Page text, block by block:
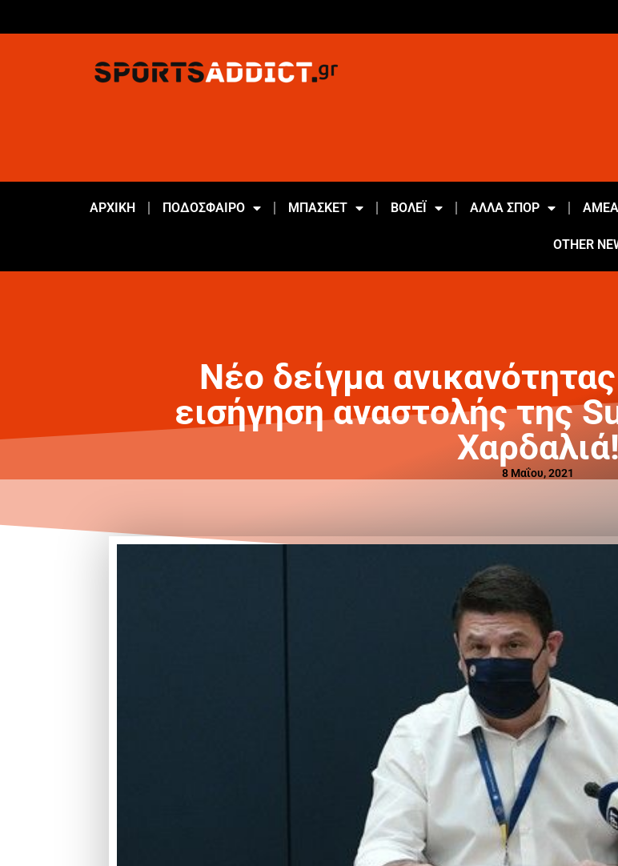
ΑΡΧΙΚΗ ΠΟΔΟΣΦΑΙΡΟ ΜΠΑΣΚΕΤ ΒΟΛΕΪ ΑΛΛΑ ΣΠΟΡ ΑΜΕΑ
OTHER
Νέο δείγμα
εισήγηση αναστολής της
Χαρδαλιά!
8 Μαΐου, 2021